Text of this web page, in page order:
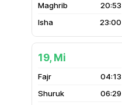
20:53
23:00
19, Mi
04:13
06:29